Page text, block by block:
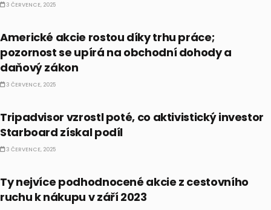
3 ČERVENCE, 2025
Americké akcie rostou díky trhu práce;
pozornost se upírá na obchodní dohody a
daňový zákon
3 ČERVENCE, 2025
Tripadvisor vzrostl poté, co aktivistický investor
Starboard získal podíl
3 ČERVENCE, 2025
Ty nejvíce podhodnocené akcie z cestovního
ruchu k nákupu v září 2023